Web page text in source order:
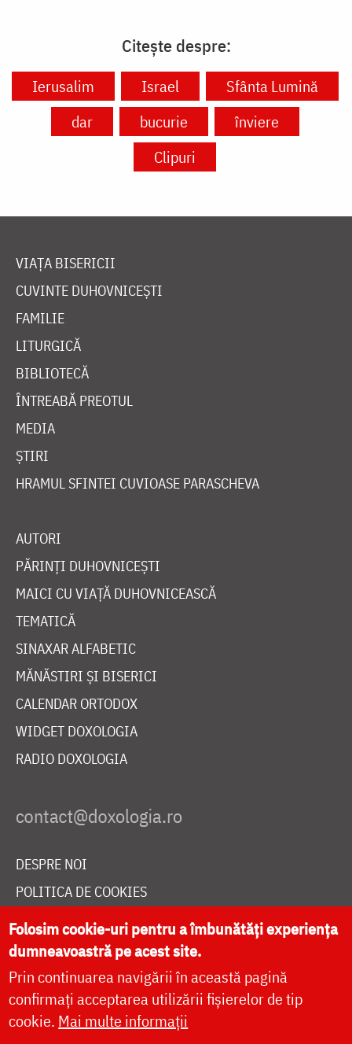
Citește despre:
Ierusalim Israel
Sfânta Lumină
dar
bucurie
înviere
Clipuri
VIAȚA BISERICII
CUVINTE DUHOVNICEȘTI
FAMILIE
LITURGICĂ
BIBLIOTECĂ
ÎNTREABĂ PREOTUL
MEDIA
ȘTIRI
HRAMUL SFINTEI CUVIOASE PARASCHEVA
AUTORI
PĂRINȚI DUHOVNICEȘTI
MAICI CU VIAȚĂ DUHOVNICEASCĂ
TEMATICĂ
SINAXAR ALFABETIC
MĂNĂSTIRI ȘI BISERICI
CALENDAR ORTODOX
WIDGET DOXOLOGIA
RADIO DOXOLOGIA
DESPRE NOI
POLITICA DE COOKIES
DONEAZĂ ONLINE PENTRU CATEDRALA NAȚIONALĂ
LIVE
Folosim cookie-uri pentru a îmbunătăți experiența
dumneavoastră pe acest site.
Prin continuarea navigării în această pagină
confirmați acceptarea utilizării fișierelor de tip
cookie. Mai multe informații